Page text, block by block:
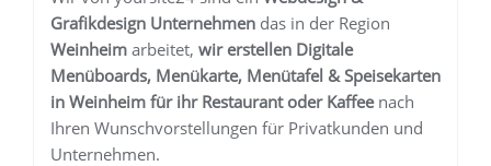
Grafikdesign Unternehmen das in der Region
Weinheim arbeitet, wir erstellen Digitale
Menüboards, Menükarte, Menütafel & Speisekarten
in Weinheim für ihr Restaurant oder Kaffeenach
Ihren Wunschvorstellungen für Privatkunden und
Unternehmen.